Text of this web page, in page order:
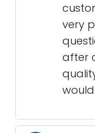
very
after